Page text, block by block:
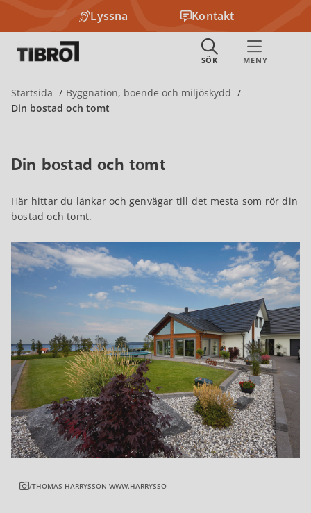
Lyssna Kontakt
Startsida
Byggnation, boende och miljöskydd
Din bostad och tomt
Din bostad och tomt
Här hittar du länkar och genvägar till det mesta som rör din
bostad och tomt.
/THOMAS HARRYSSON WWW.HARRYSSO